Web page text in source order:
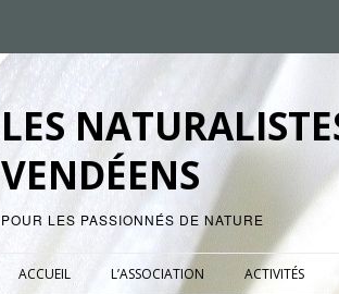
LES
VENDÉENS
POUR LES PASSIONNÉS DE NATURE
ACCUEIL L’ASSOCIATION ACTIVITÉS